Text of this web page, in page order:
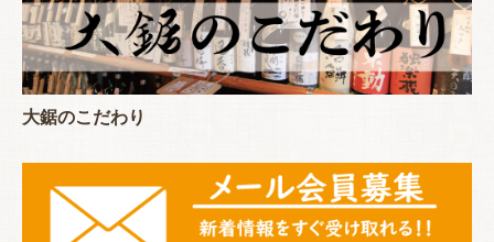
大鋸のこだわり